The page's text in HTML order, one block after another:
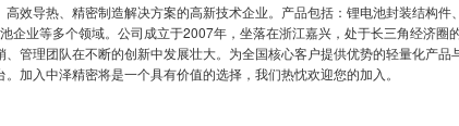
效导热、精密制造解决方案的高新技术企业。产品包括：锂电池封装结构
企业等多个领域。公司成立于2007年，坐落在浙江嘉兴，处于长三角经济圈
管理团队在不断的创新中发展壮大。为全国核心客户提供优势的轻量化产
加入中泽精密将是一个具有价值的选择，我们热忱欢迎您的加入。